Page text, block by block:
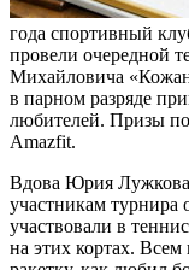
года спортивный
провели очередной
Михайловича
в парном разряде
любителей. Призы
Amazfit.
Вдова Юрия Лужкова
участникам турнира
участвовали в
на этих кортах. Всем